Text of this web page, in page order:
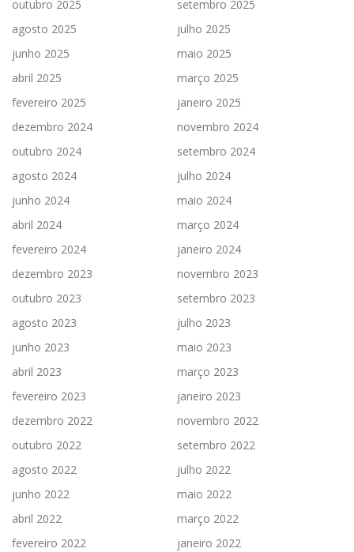
outubro 2025
setembro 2025
agosto 2025
julho 2025
junho 2025
maio 2025
abril 2025
março 2025
fevereiro 2025
janeiro 2025
dezembro 2024
novembro 2024
outubro 2024
setembro 2024
agosto 2024
julho 2024
junho 2024
maio 2024
abril 2024
março 2024
fevereiro 2024
janeiro 2024
dezembro 2023
novembro 2023
outubro 2023
setembro 2023
agosto 2023
julho 2023
junho 2023
maio 2023
abril 2023
março 2023
fevereiro 2023
janeiro 2023
dezembro 2022
novembro 2022
outubro 2022
setembro 2022
agosto 2022
julho 2022
junho 2022
maio 2022
abril 2022
março 2022
fevereiro 2022
janeiro 2022